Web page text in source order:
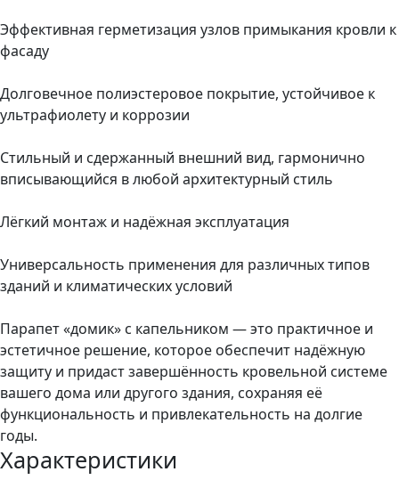
Эффективная герметизация узлов примыкания кровли к
фасаду
Долговечное полиэстеровое покрытие, устойчивое к
ультрафиолету и коррозии
Стильный и сдержанный внешний вид, гармонично
вписывающийся в любой архитектурный стиль
Лёгкий монтаж и надёжная эксплуатация
Универсальность применения для различных типов
зданий и климатических условий
Парапет «домик» с капельником — это практичное и
эстетичное решение, которое обеспечит надёжную
защиту и придаст завершённость кровельной системе
вашего дома или другого здания, сохраняя её
функциональность и привлекательность на долгие
годы.
Характеристики